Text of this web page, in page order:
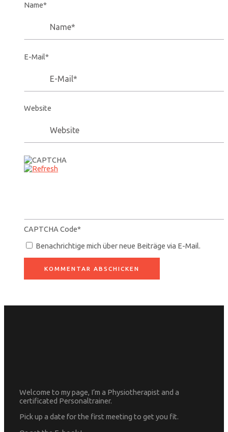
Name*
E-Mail*
Website
CAPTCHA Code*
Benachrichtige mich über neue Beiträge via E-Mail.
Welcome to my page, I’m a Physiotherapist and a
certificated Personaltrainer.
Pick up a date for the first meeting to get you fit.